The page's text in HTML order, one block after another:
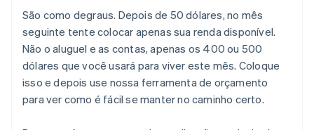
São como degraus. Depois de 50 dólares, no mês
seguinte tente colocar apenas sua renda disponível.
Não o aluguel e as contas, apenas os 400 ou 500
dólares que você usará para viver este mês. Coloque
isso e depois use nossa ferramenta de orçamento
para ver como é fácil se manter no caminho certo.
Eslováquia
English
Eslovênia
EnglishItaliano
Espanha
Español English
Estados Unidos
EnglishEspañol 简体中文